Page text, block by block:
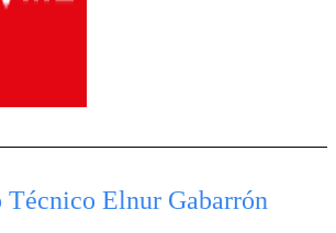
Técnico Elnur Gabarrón